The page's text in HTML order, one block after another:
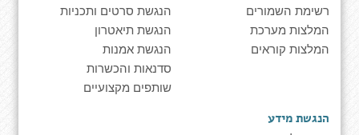
רשימת השמורים
המלצות מערכת
המלצות קוראים
הנגשת סרטים ותכניות
הנגשת תיאטרון
הנגשת אמנות
סדנאות והכשרות
שותפים מקצועיים
הנגשת מידע